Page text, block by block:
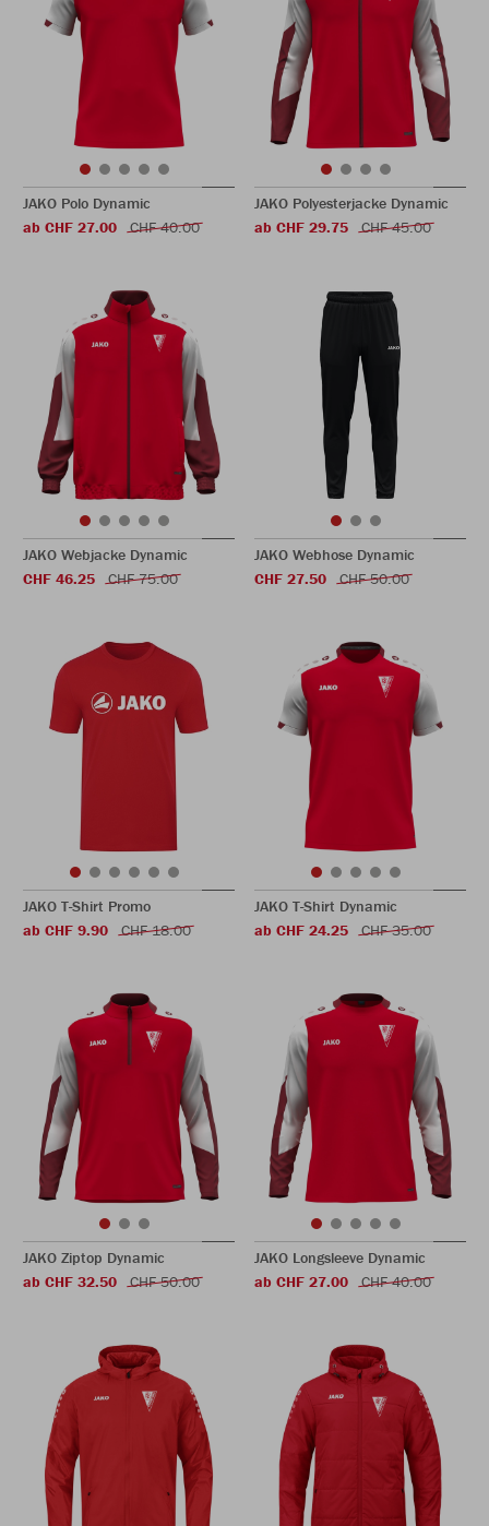
JAKO Polo Dynamic
ab CHF 27.00
CHF 40.00
JAKO Polyesterjacke Dynamic
ab CHF 29.75
CHF 45.00
JAKO Webjacke Dynamic
CHF 46.25
CHF 75.00
JAKO Webhose Dynamic
CHF 27.50
CHF 50.00
JAKO T-Shirt Promo
ab CHF 9.90
CHF 18.00
JAKO T-Shirt Dynamic
ab CHF 24.25
CHF 35.00
JAKO Ziptop Dynamic
ab CHF 32.50
CHF 50.00
JAKO Longsleeve Dynamic
ab CHF 27.00
CHF 40.00